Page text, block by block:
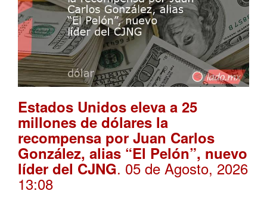
Estados Unidos eleva a 25
millones de dólares la
recompensa por Juan Carlos
González, alias “El Pelón”, nuevo
líder del CJNG. 05 de Agosto, 2026
13:08